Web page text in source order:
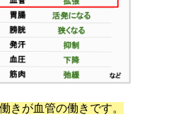
きが血管の働きです。